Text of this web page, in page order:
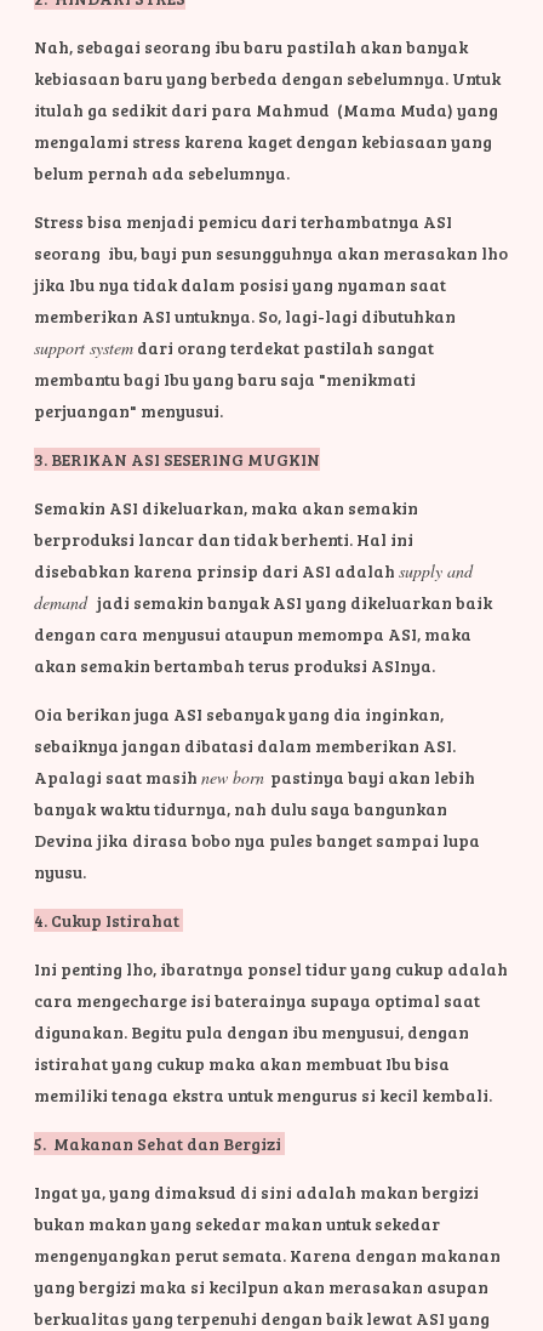
Nah, sebagai seorang ibu baru pastilah akan banyak
kebiasaan baru yang berbeda dengan sebelumnya. Untuk
itulah ga sedikit dari para Mahmud (Mama Muda) yang
mengalami stress karena kaget dengan kebiasaan yang
belum pernah ada sebelumnya.
Stress bisa menjadi pemicu dari terhambatnya ASI
seorang ibu, bayi pun sesungguhnya akan merasakan lho
jika Ibu nya tidak dalam posisi yang nyaman saat
memberikan ASI untuknya. So, lagi-lagi dibutuhkan
support system dari orang terdekat pastilah sangat
membantu bagi Ibu yang baru saja "menikmati
perjuangan" menyusui.
3. BERIKAN ASI SESERING MUGKIN
Semakin ASI dikeluarkan, maka akan semakin
berproduksi lancar dan tidak berhenti. Hal ini
disebabkan karena prinsip dari ASI adalah supply and
demand jadi semakin banyak ASI yang dikeluarkan baik
dengan cara menyusui ataupun memompa ASI, maka
akan semakin bertambah terus produksi ASInya.
Oia berikan juga ASI sebanyak yang dia inginkan,
sebaiknya jangan dibatasi dalam memberikan ASI.
Apalagi saat masih new born pastinya bayi akan lebih
banyak waktu tidurnya, nah dulu saya bangunkan
Devina jika dirasa bobo nya pules banget sampai lupa
nyusu.
4. Cukup Istirahat
Ini penting lho, ibaratnya ponsel tidur yang cukup adalah
cara mengecharge isi baterainya supaya optimal saat
digunakan. Begitu pula dengan ibu menyusui, dengan
istirahat yang cukup maka akan membuat Ibu bisa
memiliki tenaga ekstra untuk mengurus si kecil kembali.
5. Makanan Sehat dan Bergizi
Ingat ya, yang dimaksud di sini adalah makan bergizi
bukan makan yang sekedar makan untuk sekedar
mengenyangkan perut semata. Karena dengan makanan
yang bergizi maka si kecilpun akan merasakan asupan
berkualitas yang terpenuhi dengan baik lewat ASI yang